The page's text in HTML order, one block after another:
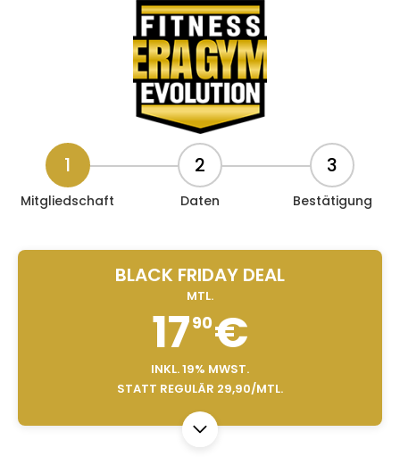
1
Mitgliedschaft
2
Daten
3
Bestätigung
BLACK FRIDAY DEAL
MTL.
1790€
INKL. 19% MWST.
STATT REGULÄR 29,90/MTL.